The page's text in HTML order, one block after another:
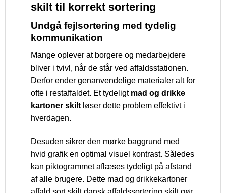
skilt til korrekt sortering
Undgå fejlsortering med tydelig
kommunikation
Mange oplever at borgere og medarbejdere
bliver i tvivl, når de står ved affaldsstationen.
Derfor ender genanvendelige materialer alt for
ofte i restaffaldet. Et tydeligt mad og drikke
kartoner skilt løser dette problem effektivt i
hverdagen.
Desuden sikrer den mørke baggrund med
hvid grafik en optimal visuel kontrast. Således
kan piktogrammet aflæses tydeligt på afstand
af alle brugere. Dette mad og drikkekartoner